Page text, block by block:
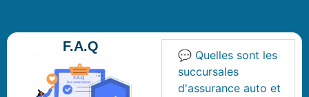
F.A.Q
💬 Quelles sont les
succursales
d'assurance auto et